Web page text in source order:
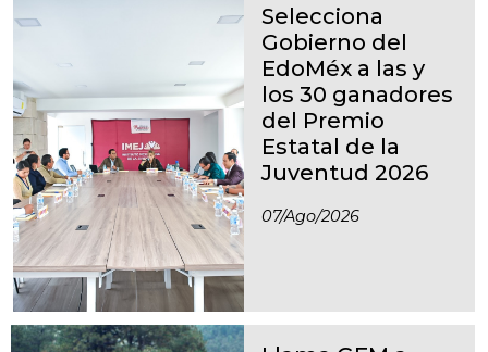
Selecciona
Gobierno del
EdoMéx a las y
los 30 ganadores
del Premio
Estatal de la
Juventud 2026
07/ago/2026